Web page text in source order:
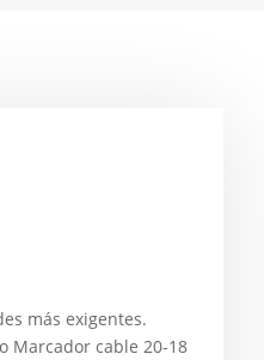
más exigentes.
Marcador cable 20-18